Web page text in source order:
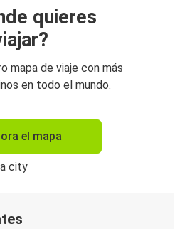
quieres
mapa de viaje con más
en todo el mundo.
el mapa